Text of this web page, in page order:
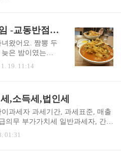
여야 겠어요. 요
니면서 따뜻한
렇게 그릇에 담아
요. 이걸로도 밥
ㅋ 밥을 넣어 볶
줬네요. 이렇게
고 계란후라이
요. 저도 만들면
<인천 주안 맛집>짬뽕타임 -교동반점식 짬뽕
왔어요. 짬뽕 두
은 밤이였는데
크고 사거리 코너
내부 인테리어는
요리하는 곳 양
탕수육을 안먹었
사진이 있네요.
데 다 못드시고
19. 11:14
,소득세,법인세
과세자 과세기간, 과세표준, 매출
의무 부가가치세 일반과세자, 간이
액, 매입세액, 세금 계산서 발급
01:31